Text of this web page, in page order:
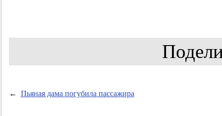
← Пьяная дама погубила пассажира